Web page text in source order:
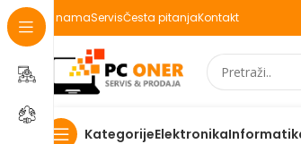
O namaServisČesta pitanjaKontakt
KategorijeElektronika